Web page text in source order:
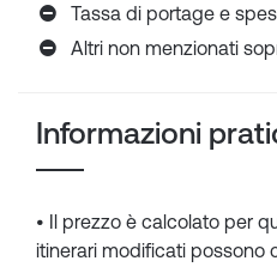
Tassa di portage e
Altri non menzionati
Informazioni
• Il prezzo è calcolato per
itinerari modificati possono